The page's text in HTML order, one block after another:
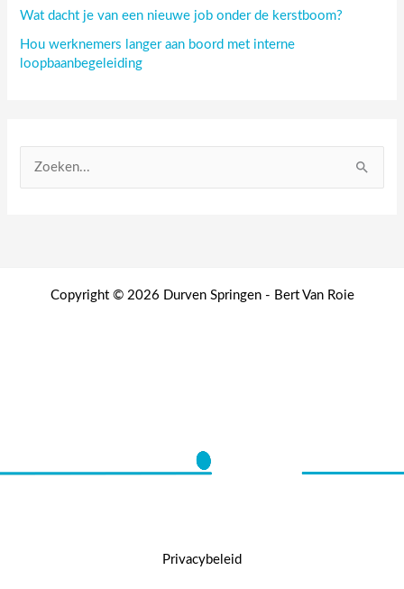
Wat dacht je van een nieuwe job onder de kerstboom?
Hou werknemers langer aan boord met interne
loopbaanbegeleiding
Copyright © 2026 Durven Springen - Bert Van Roie
Privacybeleid